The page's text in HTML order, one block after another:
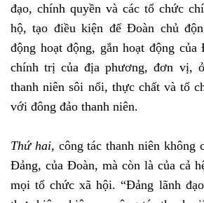
đạo, chính quyền và các tổ chức
hộ, tạo điều kiện để Đoàn chủ
động hoạt động, gắn hoạt động
chính trị của địa phương, đơn vị,
thanh niên sôi nổi, thực chất và tổ
với đông đảo thanh niên.
Thứ hai, công tác thanh niên không
Đảng, của Đoàn, mà còn là của cả
mọi tổ chức xã hội. “Đảng lãnh